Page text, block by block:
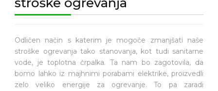
Odličen način s katerim je mogoče zmanjšati naše
stroške ogrevanja tako stanovanja, kot tudi sanitarne
vode, je toplotna črpalka. Ta nam bo zagotovila, da
bomo lahko iz majhnimi porabami elektrike, proizvedli
zelo veliko energije za ogrevanje. To pa zaradi